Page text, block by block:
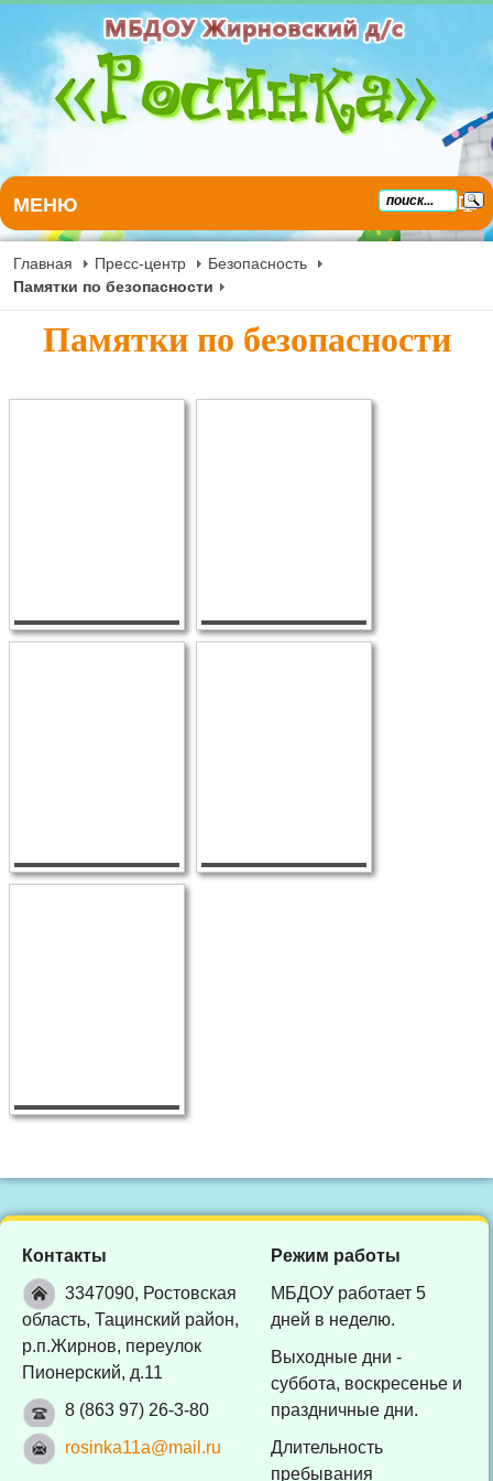
МЕНЮ
Главная Пресс-центр
Безопасность
Памятки по безопасности
Памятки по безопасности
Контакты
3347090, Ростовская
область, Тацинский район,
р.п.Жирнов, переулок
Пионерский, д.11
8 (863 97) 26-3-80
rosinka11a@mail.ru
Режим работы
МБДОУ работает 5
дней в неделю.
Выходные дни -
суббота, воскресенье и
праздничные дни.
Длительность
пребывания